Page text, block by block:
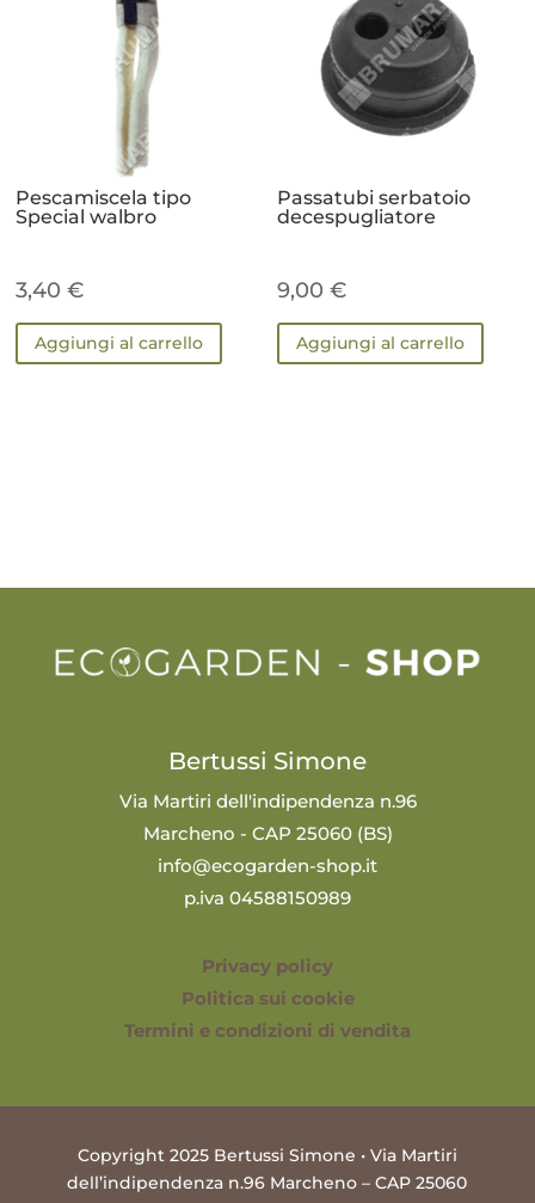
Pescamiscela tipo
Special walbro
3,40€
Aggiungi al carrello
Passatubi serbatoio
decespugliatore
9,00€
Aggiungi al carrello
Bertussi Simone
Via Martiri dell'indipendenza n.96
Marcheno - CAP 25060 (BS)
info@ecogarden-shop.it
p.iva 04588150989
Privacy policy
Politica sui cookie
Termini e condizioni di vendita
Copyright 2025 Bertussi Simone • Via Martiri
dell’indipendenza n.96 Marcheno – CAP 25060